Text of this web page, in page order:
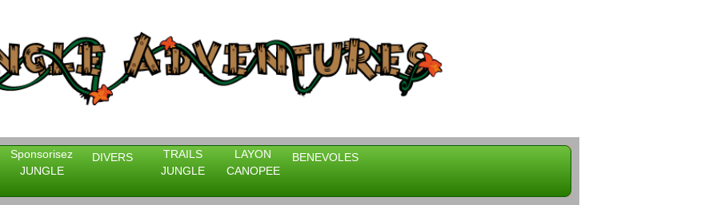
Sponsorisez
JUNGLE
DIVERS
TRAILS
JUNGLE
LAYON
CANOPEE
BENEVOLES